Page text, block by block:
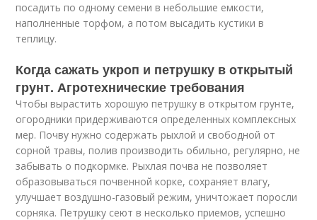
посадить по одному семени в небольшие емкости,
наполненные торфом, а потом высадить кустики в
теплицу.
Когда сажать укроп и петрушку в открытый
грунт. Агротехнические требования
Чтобы вырастить хорошую петрушку в открытом грунте,
огородники придерживаются определенных комплексных
мер. Почву нужно содержать рыхлой и свободной от
сорной травы, полив производить обильно, регулярно, не
забывать о подкормке. Рыхлая почва не позволяет
образовываться почвенной корке, сохраняет влагу,
улучшает воздушно-газовый режим, уничтожает поросли
сорняка. Петрушку сеют в несколько приемов, успешно